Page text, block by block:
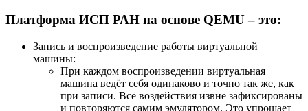
Платформа ИСП РАН на основе QEMU – это:
Запись и воспроизведение работы виртуальной
машины:
При каждом воспроизведении виртуальная
машина ведёт себя одинаково и точно так же, как
при записи. Все воздействия извне зафиксированы
и повторяются самим эмулятором. Это упрощает